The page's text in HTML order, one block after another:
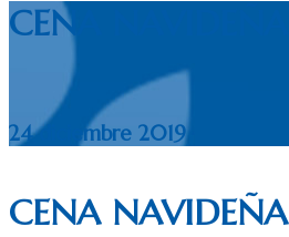
CENA NAVIDEÑA
24 diciembre 2019
CENA NAVIDEÑA